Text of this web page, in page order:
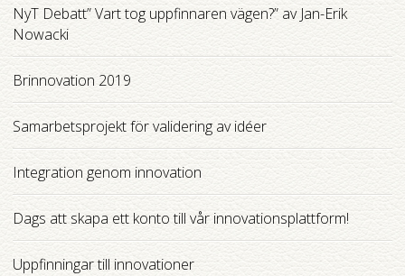
NyT Debatt” Vart tog uppfinnaren vägen?” av Jan-Erik
Nowacki
Brinnovation 2019
Samarbetsprojekt för validering av idéer
Integration genom innovation
Dags att skapa ett konto till vår innovationsplattform!
Uppfinningar till innovationer